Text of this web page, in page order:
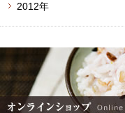
2012年